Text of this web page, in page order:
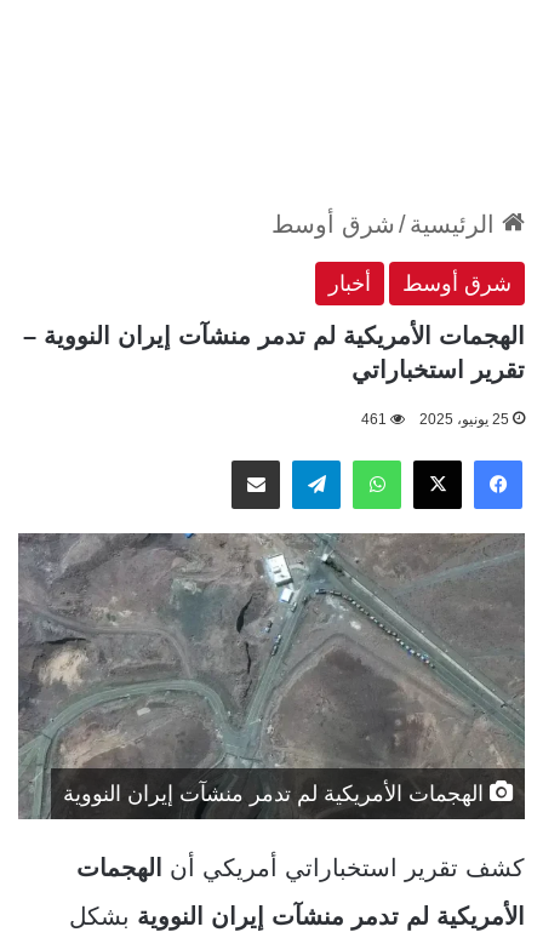
الرئيسية/ شرق أوسط
شرق أوسط أخبار
الهجمات الأمريكية لم تدمر منشآت إيران النووية –
تقرير استخباراتي
25 يونيو، 2025 461
فيسبوك
‫X واتسابتيلقراممشاركة عبر البريد
الهجمات الأمريكية لم تدمر منشآت إيران النووية
كشف تقرير استخباراتي أمريكي أن
الهجمات
الأمريكية لم تدمر منشآت إيران النووية بشكل